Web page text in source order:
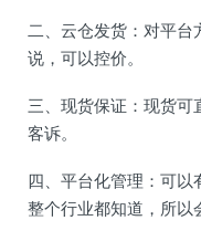
二、云仓发货：对平
说，可以控价。
三、现货保证：现货
客诉。
四、平台化管理：可以
整个行业都知道，所以